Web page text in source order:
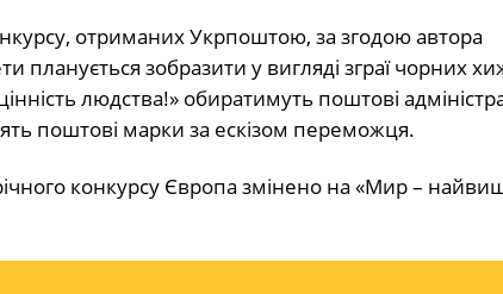
отриманих Укрпоштою, за згодою автора
зобразити у вигляді зграї чорних
людства!» обиратимуть поштові
поштові марки за ескізом переможця.
конкурсу Європа змінено на «Мир –